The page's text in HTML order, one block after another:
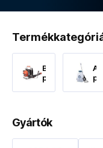
Benzines
permetező
Gyártók